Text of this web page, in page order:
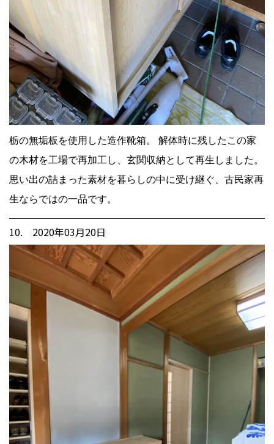
栃の無垢板を使用した造作靴箱。 解体時に残したこの家
の木材を工場で再加工し、玄関収納として再生しました。
思い出の詰まった素材を暮らしの中に受け継ぐ、古民家再
生ならではの一品です。
10. 2020年03月20日